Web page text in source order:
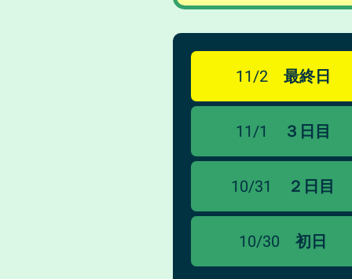
10/30 初日
10/31 ２日目
11/1 ３日目
11/2最終日